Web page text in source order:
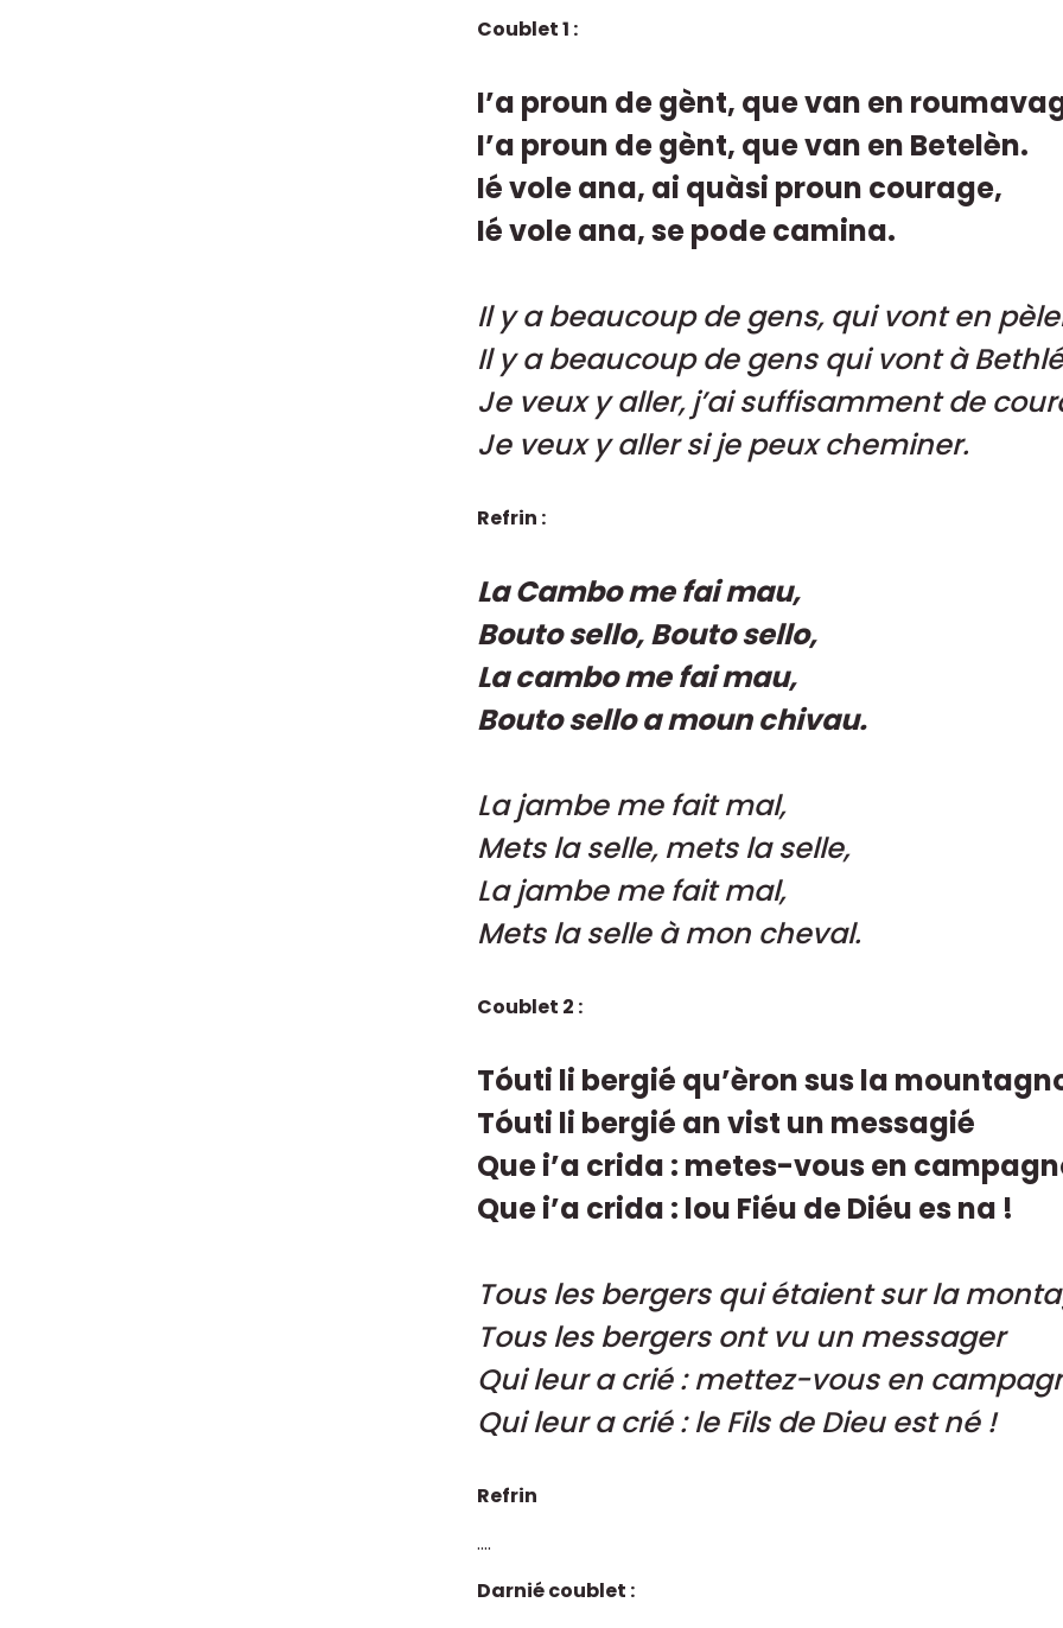
Coublet 1 :
I’a proun de gènt, que van en
I’a proun de gènt, que van en Betelèn.
Ié vole ana, ai quàsi proun courage,
Ié vole ana, se pode camina.
Il y a beaucoup de gens, qui vont en
Il y a beaucoup de gens qui vont à
Je veux y aller, j’ai suffisamment de
Je veux y aller si je peux cheminer.
Refrin :
La Cambo me fai mau,
Bouto sello, Bouto sello,
La cambo me fai mau,
Bouto sello a moun chivau.
La jambe me fait mal,
Mets la selle, mets la selle,
La jambe me fait mal,
Mets la selle à mon cheval.
Coublet 2 :
Tóuti li bergié qu’èron sus la
Tóuti li bergié an vist un messagié
Que i’a crida : metes-vous en
Que i’a crida : lou Fiéu de Diéu es na !
Tous les bergers qui étaient sur la
Tous les bergers ont vu un messager
Qui leur a crié : mettez-vous en
Qui leur a crié : le Fils de Dieu est né !
Refrin
....
Darnié coublet :